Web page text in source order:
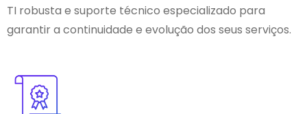
TI robusta e suporte técnico especializado para
garantir a continuidade e evolução dos seus serviços.